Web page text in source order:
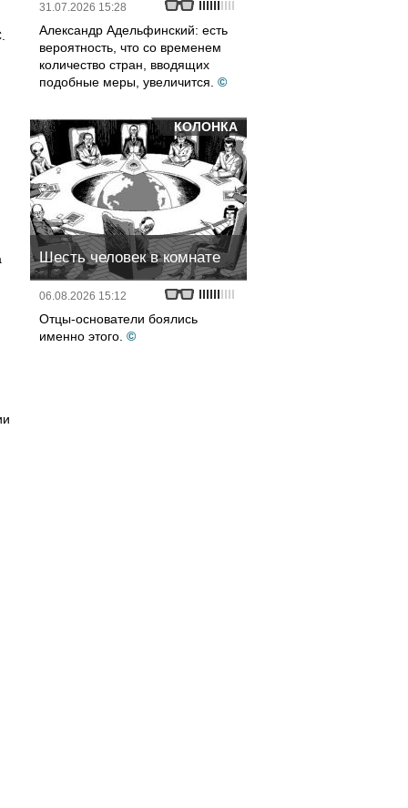
31.07.2026 15:28
Александр Адельфинский: есть
вероятность, что со временем
количество стран, вводящих
подобные меры, увеличится. ©
КОЛОНКА
Шесть человек в комнате
06.08.2026 15:12
Отцы-основатели боялись
именно этого. ©